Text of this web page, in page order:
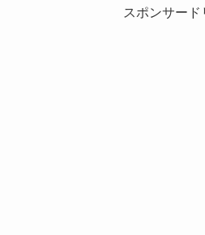
スポンサード